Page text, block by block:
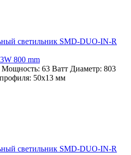
800 mm
Мощность: 63 Ватт Диаметр: 803
50х13 мм